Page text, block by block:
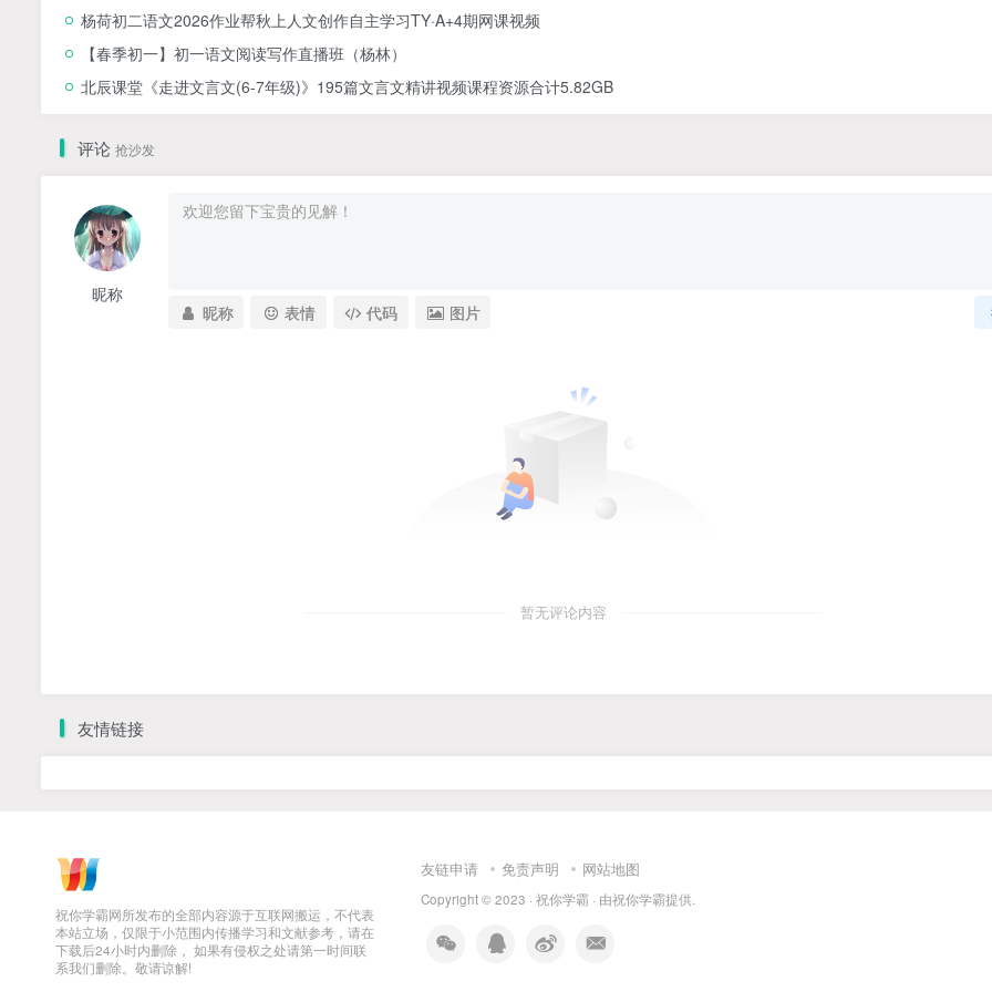
杨荷初二语文2026作业帮秋上人文创作自主学习TY·A+4期网课视频
【春季初一】初一语文阅读写作直播班（杨林）
北辰课堂《走进文言文(6-7年级)》195篇文言文精讲视频课程资源合计5.82GB
评论 抢沙发
昵称
昵称 表情 代码 图片
暂无评论内容
友情链接
祝你学霸网所发布的全部内容源于互联网搬运，不代表
本站立场，仅限于小范围内传播学习和文献参考，请在
下载后24小时内删除， 如果有侵权之处请第一时间联
系我们删除。敬请谅解!
友链申请 免责声明 网站地图
Copyright © 2023 · 祝你学霸 · 由祝你学霸提供.